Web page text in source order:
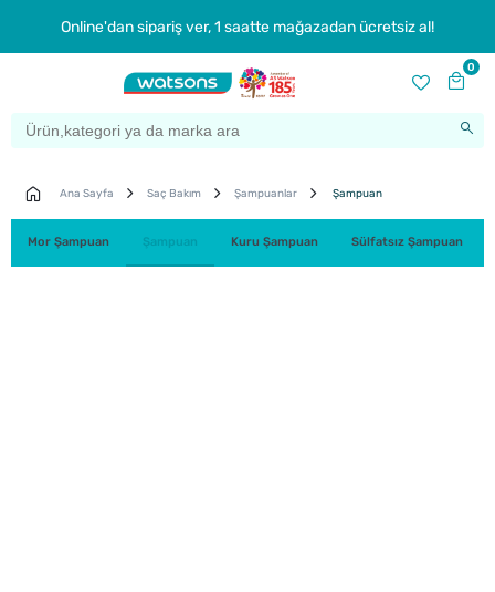
Online'dan sipariş ver, 1 saatte mağazadan ücretsiz al!
0
Ana Sayfa Saç Bakım Şampuanlar Şampuan
Mor Şampuan Şampuan Kuru Şampuan Sülfatsız Şampuan